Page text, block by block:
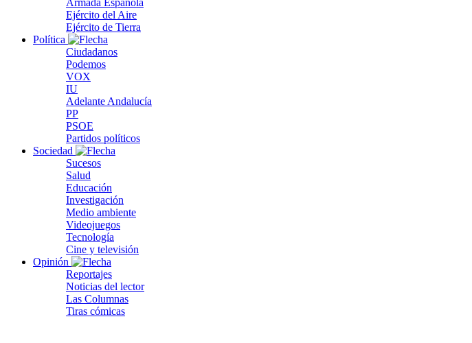
Armada Española
Ejército del Aire
Ejército de Tierra
Política
Ciudadanos
Podemos
VOX
IU
Adelante Andalucía
PP
PSOE
Partidos políticos
Sociedad
Sucesos
Salud
Educación
Investigación
Medio ambiente
Videojuegos
Tecnología
Cine y televisión
Opinión
Reportajes
Noticias del lector
Las Columnas
Tiras cómicas